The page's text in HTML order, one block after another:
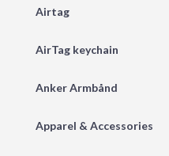
Airtag
AirTag keychain
Anker Armbånd
Apparel & Accessories